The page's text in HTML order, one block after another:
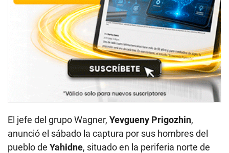
El jefe del grupo Wagner, Yevgueny Prigozhin,
anunció el sábado la captura por sus hombres del
pueblo de Yahidne, situado en la periferia norte de